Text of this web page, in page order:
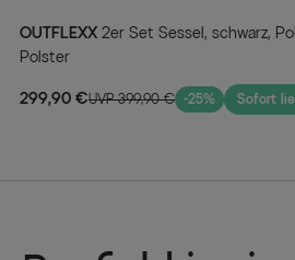
OUTFLEXX
Polster
299,90 €UVP 399,90 € -25% Sofort